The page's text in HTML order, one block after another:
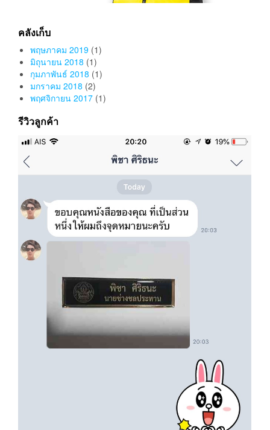
คลังเก็บ
พฤษภาคม 2019 (1)
มิถุนายน 2018 (1)
กุมภาพันธ์ 2018 (1)
มกราคม 2018 (2)
พฤศจิกายน 2017 (1)
รีวิวลูกค้า